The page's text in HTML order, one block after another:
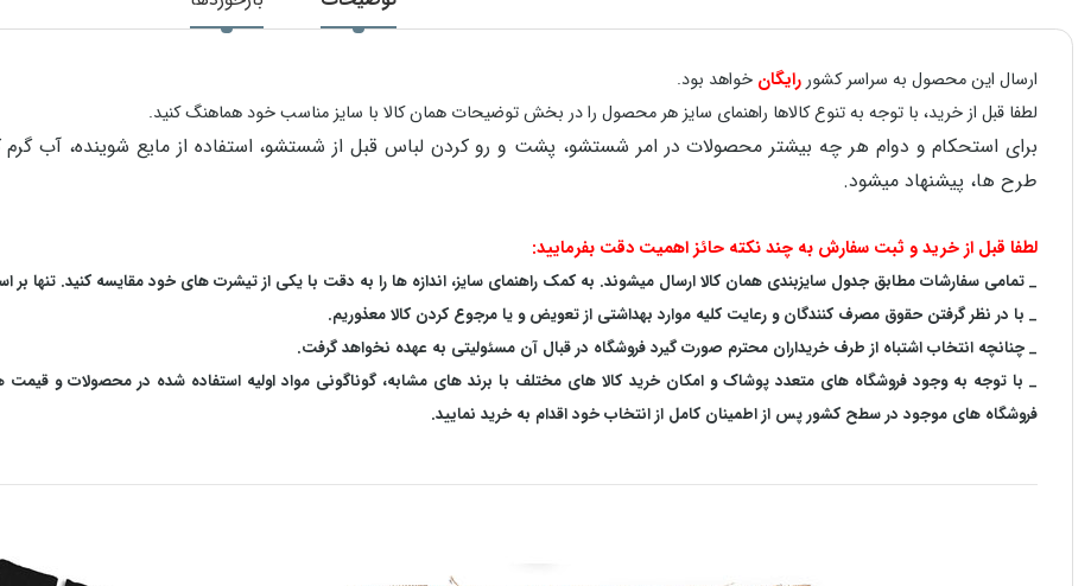
ارسال این محصول به سراسر کشوررایگان خواهد بود.
لطفا قبل از خرید، با توجه به تنوع کالاها راهنمای سایز هر محصول را در بخش توضیحات همان کالا با سایز مناسب خود هماهنگ کنید.
طرح ها، پیشنهاد میشود.
لطفا قبل از خرید و ثبت سفارش به چند نکته حائز اهمیت دقت بفرمایید:
_ تمامی سفارشات مطابق جدول سایزبندی همان کالا ارسال میشوند. به کمک راهنمای سایز، اندازه ها را به دقت با یکی از تیشرت های خود مقایسه کنید. تنها
_ با در نظر گرفتن حقوق مصرف کنندگان و رعایت کلیه موارد بهداشتی از تعویض و یا مرجوع کردن کالا معذوریم.
_ چنانچه انتخاب اشتباه از طرف خریداران محترم صورت گیرد فروشگاه در قبال آن مسئولیتی به عهده نخواهد گرفت.
_ با توجه به‌ وجود فروشگاه های متعدد‌ پوشاک و امکان خرید کالا های مختلف با برند های مشابه، گوناگونی مواد اولیه استفاده شده در محصولات و
فروشگاه های موجود در سطح کشور پس از اطمینان کامل از انتخاب خود اقدام به خرید نمایید.